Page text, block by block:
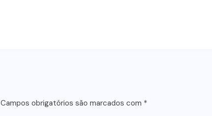
Campos obrigatórios são marcados com *